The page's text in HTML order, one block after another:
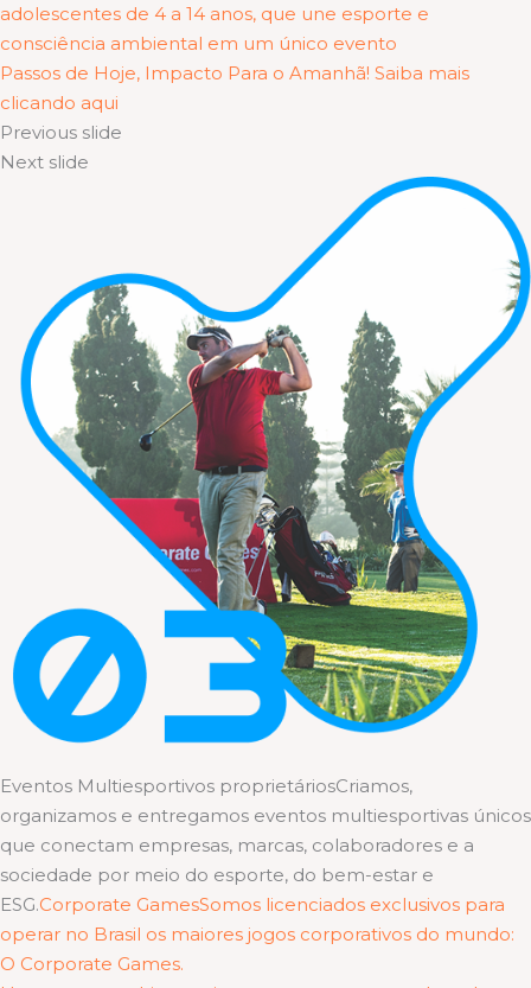
adolescentes de 4 a 14 anos, que une esporte e
consciência ambiental em um único evento
Passos de Hoje, Impacto Para o Amanhã! Saiba mais
clicando aqui
Previous slide
Next slide
Eventos Multiesportivos proprietáriosCriamos,
organizamos e entregamos eventos multiesportivas únicos
que conectam empresas, marcas, colaboradores e a
sociedade por meio do esporte, do bem-estar e
ESG.Corporate GamesSomos licenciados exclusivos para
operar no Brasil os maiores jogos corporativos do mundo:
O Corporate Games.